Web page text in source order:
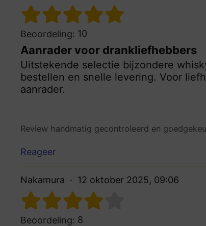
Beoordeling: 10
Aanrader voor drankliefhebbers
Uitstekende selectie bijzondere
bestellen en snelle levering. Voor
aanrader.
Review handmatig gecontroleerd en
Reageer
Nakamura 12 oktober 2025, 09:06
Beoordeling: 8